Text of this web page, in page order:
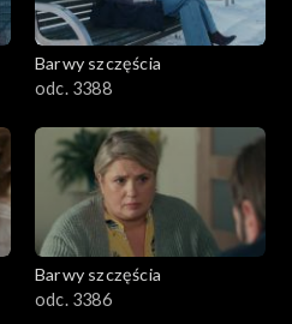
Barwy szczęścia
odc. 3388
Barwy szczęścia
odc. 3386